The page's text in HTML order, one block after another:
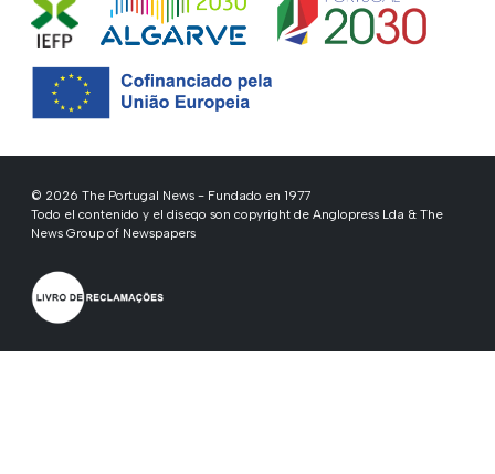
© 2026 The Portugal News - Fundado en 1977
Todo el contenido y el diseqo son copyright de Anglopress Lda & The
News Group of Newspapers